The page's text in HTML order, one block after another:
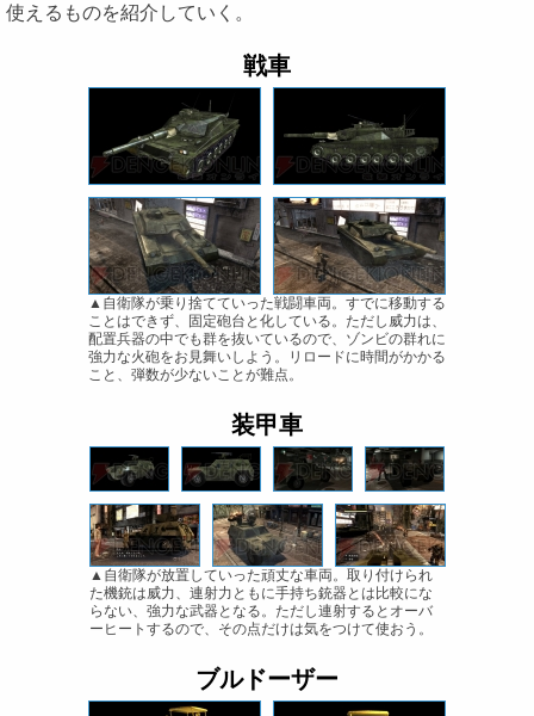
使えるものを紹介していく。
戦車
▲自衛隊が乗り捨てていった戦闘車両。すでに移動する
ことはできず、固定砲台と化している。ただし威力は、
配置兵器の中でも群を抜いているので、ゾンビの群れに
強力な火砲をお見舞いしよう。リロードに時間がかかる
こと、弾数が少ないことが難点。
装甲車
▲自衛隊が放置していった頑丈な車両。取り付けられ
た機銃は威力、連射力ともに手持ち銃器とは比較にな
らない、強力な武器となる。ただし連射するとオーバ
ーヒートするので、その点だけは気をつけて使おう。
ブルドーザー